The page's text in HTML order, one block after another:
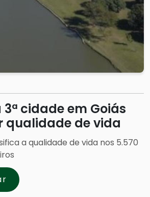
cidade em Goiás
qualidade de vida
a qualidade de vida nos 5.570